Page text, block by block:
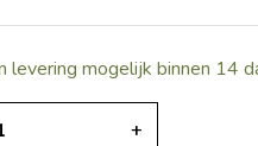
levering mogelijk binnen 14
+